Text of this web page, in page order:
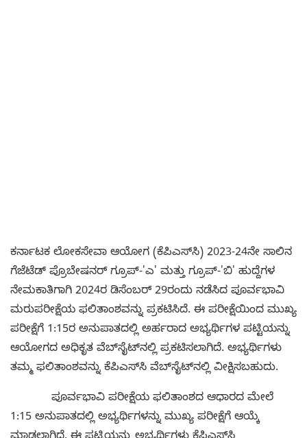
ಕರ್ನಾಟಕ ಲೋಕಸೇವಾ ಆಯೋಗ (ಕೆಪಿಎಸ್‌ಸಿ) 2023-24ನೇ ಸಾಲಿನ
ಗೆಜೆಟೆಡ್ ಪ್ರೊಬೇಷನರ್ ಗ್ರೂಪ್-'ಎ' ಮತ್ತು ಗ್ರೂಪ್-'ಬಿ' ಹುದ್ದೆಗಳ
ನೇಮಕಾತಿಗಾಗಿ 2024ರ ಡಿಸೆಂಬರ್ 29ರಂದು ನಡೆಸಿದ ಪೂರ್ವಭಾವಿ
ಮರುಪರೀಕ್ಷೆಯ ಫಲಿತಾಂಶವನ್ನು ಪ್ರಕಟಿಸಿದೆ. ಈ ಪರೀಕ್ಷೆಯಿಂದ ಮುಖ್ಯ
ಪರೀಕ್ಷೆಗೆ 1:15ರ ಅನುಪಾತದಲ್ಲಿ ಅರ್ಹರಾದ ಅಭ್ಯರ್ಥಿಗಳ ಪಟ್ಟಿಯನ್ನು
ಆಯೋಗದ ಅಧಿಕೃತ ವೆಬ್‌ಸೈಟ್‌ನಲ್ಲಿ ಪ್ರಕಟಿಸಲಾಗಿದೆ. ಅಭ್ಯರ್ಥಿಗಳು
ತಮ್ಮ ಫಲಿತಾಂಶವನ್ನು ಕೆಪಿಎಸ್‌ಸಿ ವೆಬ್‌ಸೈಟ್‌ನಲ್ಲಿ ವೀಕ್ಷಿಸಬಹುದು.
ಪೂರ್ವಭಾವಿ ಪರೀಕ್ಷೆಯ ಫಲಿತಾಂಶದ ಆಧಾರದ ಮೇಲೆ
1:15 ಅನುಪಾತದಲ್ಲಿ ಅಭ್ಯರ್ಥಿಗಳನ್ನು ಮುಖ್ಯ ಪರೀಕ್ಷೆಗೆ ಆಯ್ಕೆ